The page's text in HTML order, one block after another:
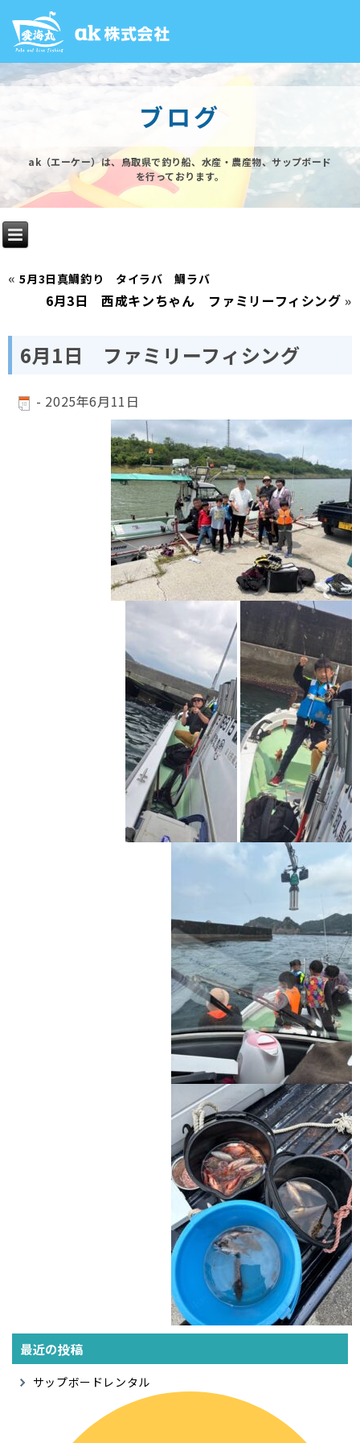
ブログ
ak（エーケー）は、鳥取県で釣り船、水産・農産物、サップボード
を行っております。
«5月3日真鯛釣り タイラバ 鯛ラバ
6月3日 西成キンちゃん ファミリーフィシング »
6月1日 ファミリーフィシング
- 2025年6月11日
最近の投稿
サップボードレンタル